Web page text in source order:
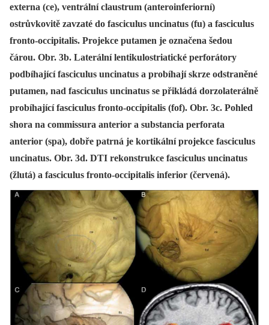
externa (ce), ventrální claustrum (anteroinferiorní)
ostrůvkovitě zavzaté do fasciculus uncinatus (fu) a fasciculus
fronto-occipitalis. Projekce putamen je označena šedou
čárou. Obr. 3b. Laterální lentikulostriatické perforátory
podbíhající fasciculus uncinatus a probíhají skrze odstraněné
putamen, nad fasciculus uncinatus se přikládá dorzolaterálně
probíhající fasciculus fronto-occipitalis (fof). Obr. 3c. Pohled
shora na commissura anterior a substancia perforata
anterior (spa), dobře patrná je kortikální projekce fasciculus
uncinatus. Obr. 3d. DTI rekonstrukce fasciculus uncinatus
(žlutá) a fasciculus fronto-occipitalis inferior (červená).